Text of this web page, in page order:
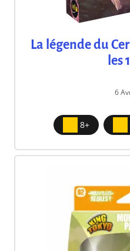
La légende du
les
6
8+